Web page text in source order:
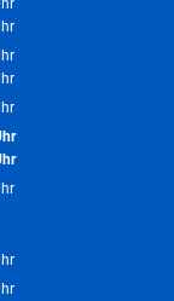
bis 12:00 Uhr
bis 16:00 Uhr
bis 12:00 Uhr
bis 16:00 Uhr
bis 12:00 Uhr
bis 12:00 Uhr
bis 18:00 Uhr
bis 14:00 Uhr